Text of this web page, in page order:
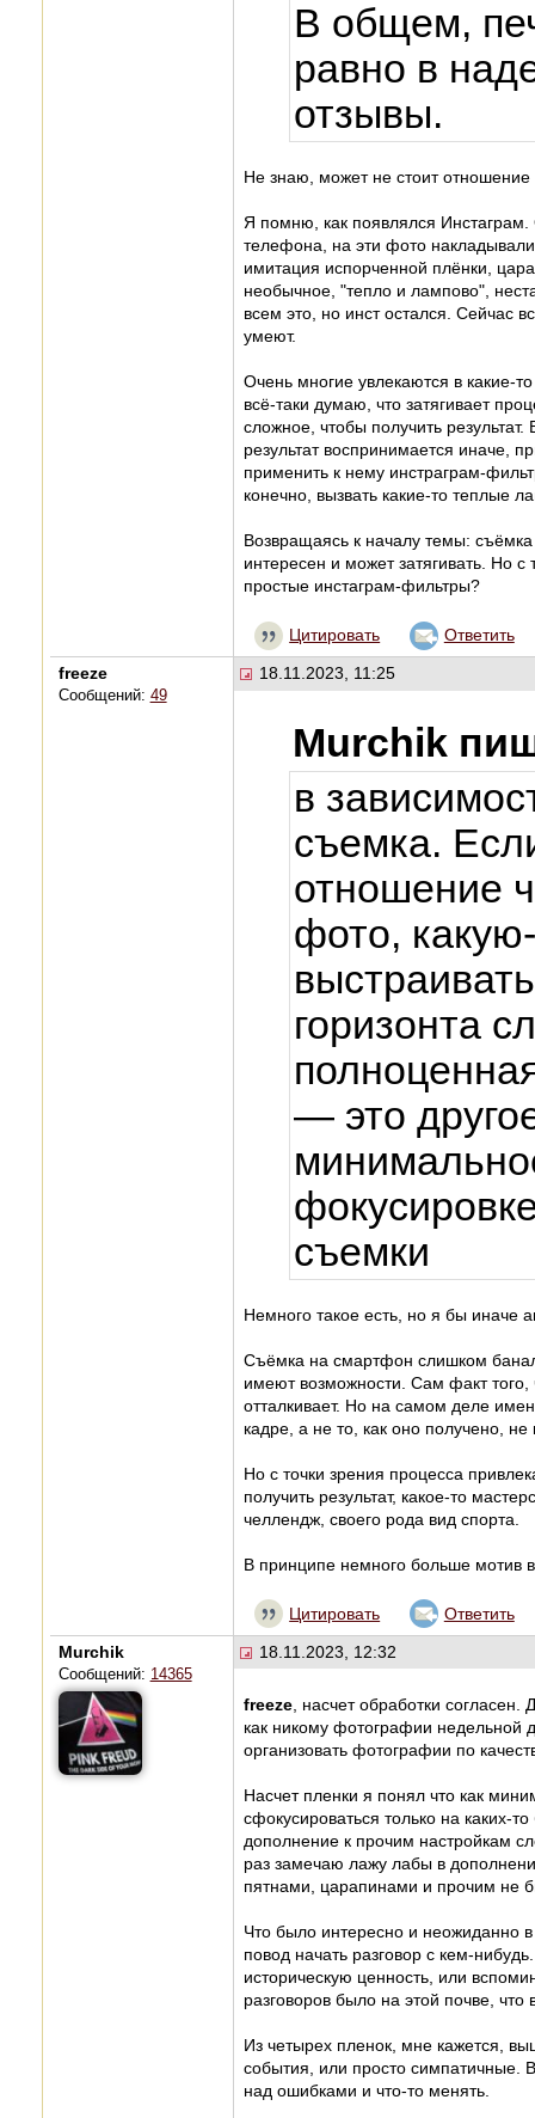
В общем,
равно в
отзывы.
Не знаю, может не стоит отношение
Я помню, как появлялся Инстаграм.
телефона, на эти фото
имитация испорченной плёнки,
необычное, "тепло и лампово",
всем это, но инст остался. Сейчас
умеют.
Очень многие увлекаются в какие-
всё-таки думаю, что затягивает
сложное, чтобы получить
результат воспринимается иначе,
применить к нему инстраграм-
конечно, вызвать какие-то теплые
Возвращаясь к началу темы:
интересен и может затягивать. Но с
простые инстаграм-фильтры?
Цитировать Ответить
freeze
Сообщений: 49
18.11.2023, 11:25
Murchik
в
съемка.
отношение
фото,
горизонта
— это
съемки
Немного такое есть, но я бы иначе
Съёмка на смартфон слишком
имеют возможности. Сам факт
отталкивает. Но на самом деле
кадре, а не то, как оно получено,
Но с точки зрения процесса
получить результат, какое-то
челлендж, своего рода вид спорта.
В принципе немного больше мотив
Цитировать Ответить
Murchik
Сообщений: 14365
18.11.2023, 12:32
freeze, насчет обработки согласен.
как никому фотографии недельной
организовать фотографии по
Насчет пленки я понял что как
сфокусироваться только на каких-
дополнение к прочим настройкам
раз замечаю лажу лабы в
пятнами, царапинами и прочим не
Что было интересно и неожиданно
повод начать разговор с кем-
историческую ценность, или
разговоров было на этой почве,
Из четырех пленок, мне кажется,
события, или просто симпатичные.
над ошибками и что-то менять.